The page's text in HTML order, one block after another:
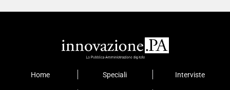
Home Speciali Interviste